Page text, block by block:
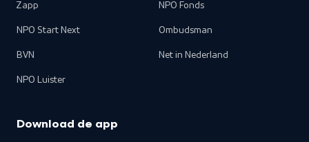
Zapp
NPO Start Next
BVN
NPO Luister
NPO Fonds
Ombudsman
Net in Nederland
Download de app